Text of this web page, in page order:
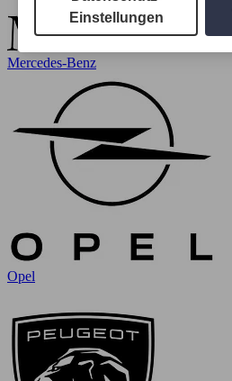
Mercedes-Benz
Opel
Einstellungen